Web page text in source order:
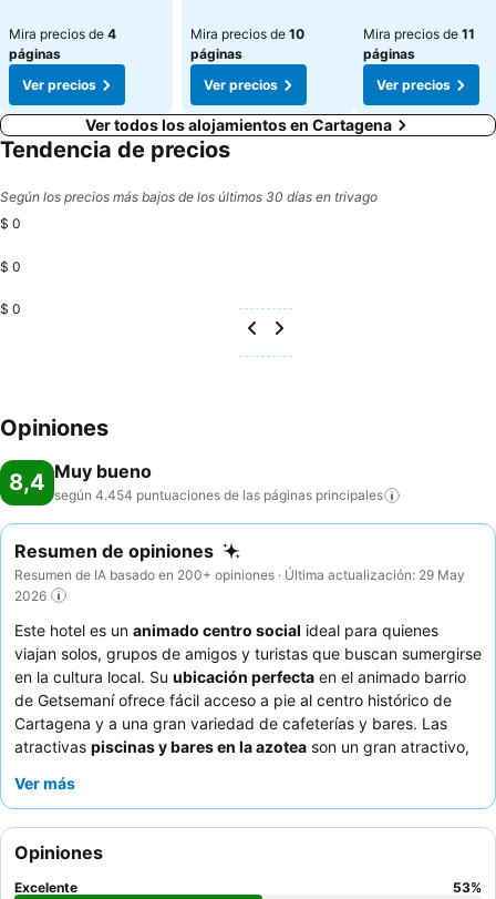
Mira precios de 4
páginas
Ver precios
Mira precios de 10
páginas
Ver precios
Mira precios de 11
páginas
Ver precios
Ver todos los alojamientos en Cartagena
Tendencia de precios
Según los precios más bajos de los últimos 30 días en trivago
$ 0
$ 0
$ 0
Opiniones
8,4 Muy bueno
según 4.454 puntuaciones de las páginas principales
Resumen de opiniones
Resumen de IA basado en 200+ opiniones · Última actualización: 29 May
2026
Este hotel es un animado centro social ideal para quienes
viajan solos, grupos de amigos y turistas que buscan sumergirse
en la cultura local. Su ubicación perfecta en el animado barrio
de Getsemaní ofrece fácil acceso a pie al centro histórico de
Cartagena y a una gran variedad de cafeterías y bares. Las
atractivas piscinas y bares en la azotea son un gran atractivo,
panorámicas. Los huéspedes elogian constantemente al
comida
región. Para aquellos que buscan una experiencia más tranquila,
se recomienda solicitar una habitación alejada de la animada
Ver más
Opiniones
Excelente 53%